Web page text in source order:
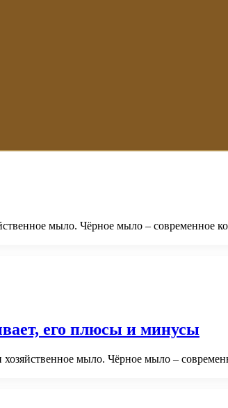
мыло. Чёрное мыло – современное
его плюсы и минусы
мыло. Чёрное мыло –